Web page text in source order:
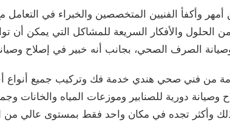
وأكفأ الفنيين المتخصصين والخبراء في
من الحلول والأفكار السريعة للمشاكل التي يمكن
الصرف الصحي، بجانب أنه خبير في إصلاح وصيانة
من فني صحي هندي خدمة فك وتركيب جميع أنواع
دورية للصنابير وموزعات المياه والخانات
ذلك وأكثر تجده في مكان واحد فقط بمستوى عالي من